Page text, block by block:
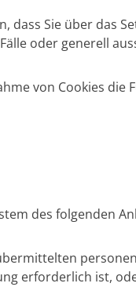
dass Sie über das
oder generell
von Cookies
des folgenden
erforderlich ist,